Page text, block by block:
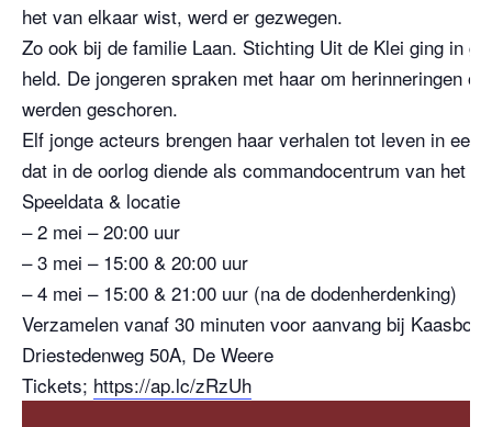
het van elkaar wist, werd er gezwegen.
Zo ook bij de familie Laan. Stichting Uit de Klei ging in
held. De jongeren spraken met haar om herinneringen
werden geschoren.
Elf jonge acteurs brengen haar verhalen tot leven in
dat in de oorlog diende als commandocentrum van het
Speeldata & locatie
– 2 mei – 20:00 uur
– 3 mei – 15:00 & 20:00 uur
– 4 mei – 15:00 & 21:00 uur (na de dodenherdenking)
Verzamelen vanaf 30 minuten voor aanvang bij
Driestedenweg 50A, De Weere
Tickets; https://ap.lc/zRzUh